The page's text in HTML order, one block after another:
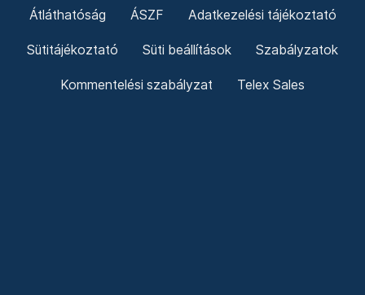
Átláthatóság ÁSZF Adatkezelési tájékoztató
Sütitájékoztató Süti beállítások Szabályzatok
Kommentelési szabályzat Telex Sales